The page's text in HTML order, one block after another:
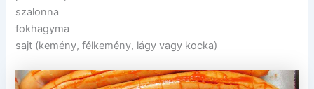
szalonna
fokhagyma
sajt (kemény, félkemény, lágy vagy kocka)